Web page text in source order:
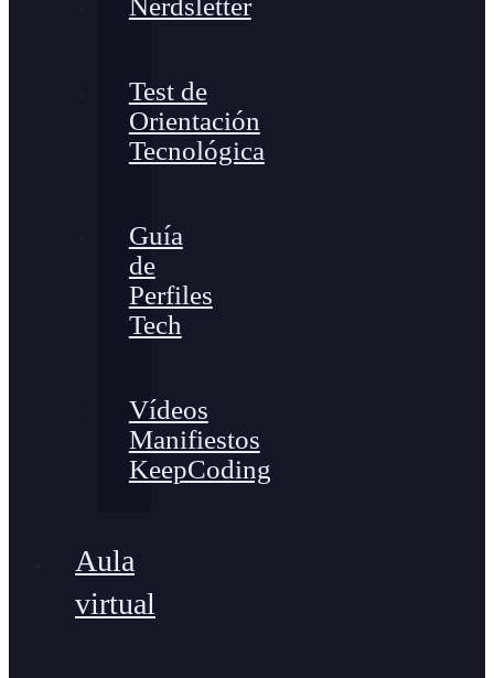
Nerdsletter
Test de
Orientación
Tecnológica
Guía
de
Perfiles
Tech
Vídeos
Manifiestos
KeepCoding
Aula
virtual